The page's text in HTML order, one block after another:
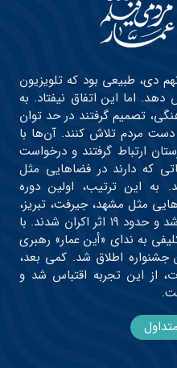
نهم دی، طبیعی بود که تلویزیون
اما این اتفاق نیفتاد. به
تصمیم گرفتند در حد توان
دست مردم تلاش کنند. آن‌ها با
ارتباط گرفتند و درخواست
که دارند در فضاهایی مثل
این ترتیب، اولین دوره
نقطه از شهرهایی مثل مشهد، جیرفت، تبریز،
تهران و… به صورت مردمی برگزار شد و حدود ۱۹ اثر اکران شدند. با
به ندای «أین عمار» رهبری
جشنواره اطلاق شد. کمی بعد،
از این تجربه اقتباس شد و